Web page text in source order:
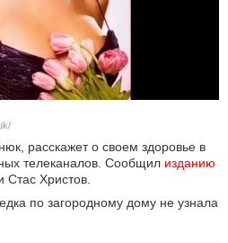
НАУКА
СПОРТ
БИЗНЕС
И МОТО
расскажет о своем здоровье в
телеканалов. Сообщил изданию
Стас Христов.
по загородному дому не узнала